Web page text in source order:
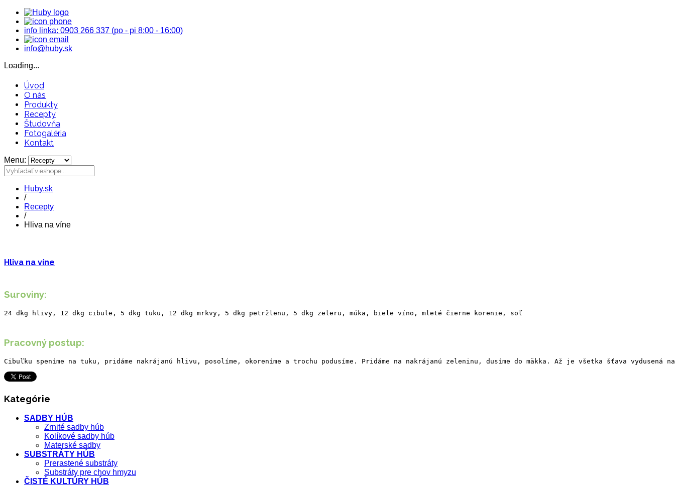
info linka: 0903 266 337 (po - pi 8:00 - 16:00)
info@huby.sk
Loading...
Úvod
O nás
Produkty
Recepty
Študovňa
Fotogaléria
Kontakt
Menu:
Huby.sk
/
Recepty
/
Hliva na víne
Hliva na víne
Suroviny:
24 dkg hlivy, 12 dkg cibule, 5 dkg tuku, 12 dkg mrkvy, 5 dkg petržlenu, 5 dkg zeleru, múka, biele víno, mleté čierne korenie, soľ
Pracovný postup:
Cibuľku speníme na tuku, pridáme nakrájanú hlivu, posolíme, okoreníme a trochu podusíme. Pridáme na nakrájanú zeleninu, dusíme do mäkka. Až je všetka šťava vydusená
Kategórie
SADBY HÚB
Zrnité sadby húb
Kolíkové sadby húb
Materské sadby
SUBSTRÁTY HÚB
Prerastené substráty
Substráty pre chov hmyzu
ČISTÉ KULTÚRY HÚB